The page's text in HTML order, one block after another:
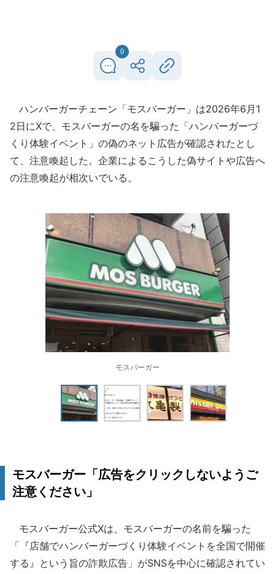
0
ハンバーガーチェーン「モスバーガー」は2026年6月1
2日にXで、モスバーガーの名を騙った「ハンバーガーづ
くり体験イベント」の偽のネット広告が確認されたとし
て、注意喚起した。企業によるこうした偽サイトや広告へ
の注意喚起が相次いでいる。
モスバーガー
モスバーガー「広告をクリックしないようご
注意ください」
モスバーガー公式Xは、モスバーガーの名前を騙った
「『店舗でハンバーガーづくり体験イベントを全国で開催
する』という旨の詐欺広告」がSNSを中心に確認されてい